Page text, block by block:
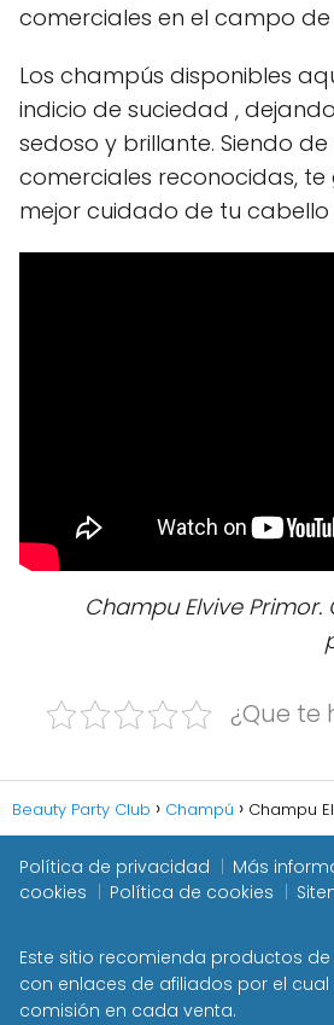
comerciales en el campo
Los champús disponibles
indicio de suciedad ,
sedoso y brillante. Siendo
comerciales reconocidas,
mejor cuidado de tu
Champu Elvive
¿Que te
Beauty Party Club Champú Champu
Política de privacidad
Más
cookies
Política de cookies
Este sitio recomienda productos
con enlaces de afiliados por el
comisión en cada venta.